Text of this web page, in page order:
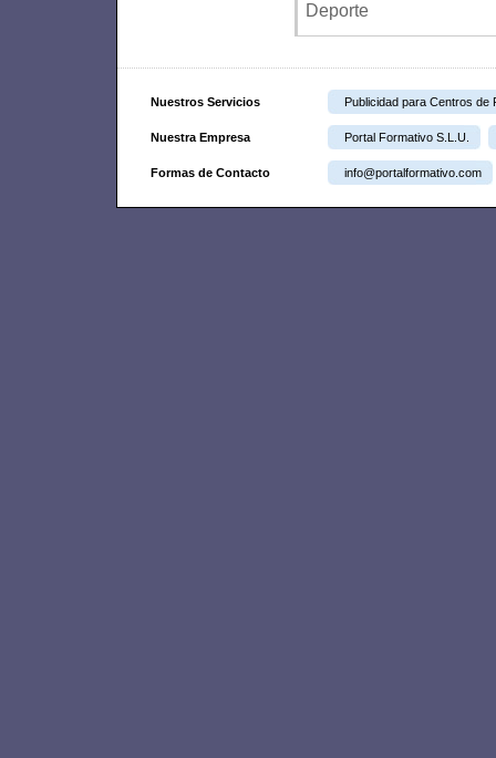
Deporte
Nuestros Servicios Publicidad para Centros de
Nuestra Empresa Portal Formativo S.L.U.
Formas de Contacto info@portalformativo.com